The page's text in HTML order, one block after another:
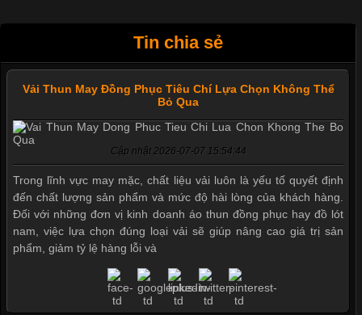
Tin chia sẻ
Vải Thun May Đồng Phục Tiêu Chí Lựa Chọn Không Thể
Bỏ Qua
Cập nhật 2026-07-07 15:54:44
Trong lĩnh vực may mặc, chất liệu vải luôn là yếu tố quyết định
đến chất lượng sản phẩm và mức độ hài lòng của khách hàng.
Đối với những đơn vị kinh doanh áo thun đồng phục hay đồ lót
nam, việc lựa chọn đúng loại vải sẽ giúp nâng cao giá trị sản
phẩm, giảm tỷ lệ hàng lỗi và